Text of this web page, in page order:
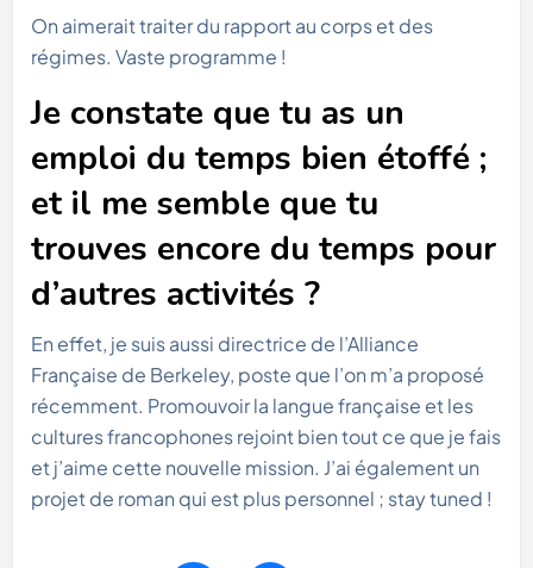
On aimerait traiter du rapport au corps et des
régimes. Vaste programme !
Je constate que tu as un
emploi du temps bien étoffé ;
et il me semble que tu
trouves encore du temps pour
d’autres activités ?
En effet, je suis aussi directrice de l’Alliance
Française de Berkeley, poste que l’on m’a proposé
récemment. Promouvoir la langue française et les
cultures francophones rejoint bien tout ce que je fais
et j’aime cette nouvelle mission. J’ai également un
projet de roman qui est plus personnel ; stay tuned !